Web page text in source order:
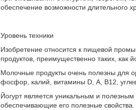
обеспечение возможности длительного
Уровень техники
Изобретение относится к пищевой
продуктов, преимущественно таких, как
Молочные продукты очень полезны для
фосфор, калий, витамины D, А, В12,
Йогурт является уникальным и
обеспечивающие его полезные